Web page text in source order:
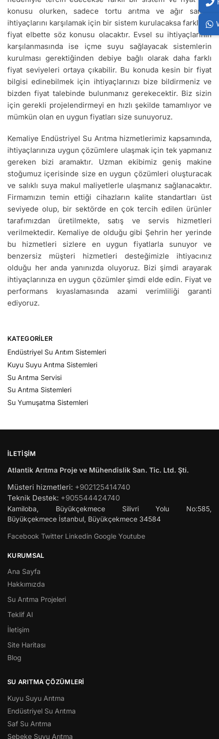
konusu olurken, sadece tortu arıtma ve ağır sanayi
ihtiyaçlarını karşılamak için bir sistem kurulacaksa farklı bir
fiyat elbette söz konusu olacaktır. Evsel su ihtiyaçlarının
karşılanmasında ise içme suyu sağlayacak sistemlerin
kurulması gerektiğinden debiye bağlı olarak daha farklı
fiyat seviyeleri ortaya çıkabilir. Bu konuda kesin bir fiyat
bilgisi edinebilmek için ihtiyaçlarınızı bize bildirmeniz ve
bizden fiyat talebinde bulunmanız gerekecektir. Biz sizin
için gerekli projelendirmeyi en hızlı şekilde tamamlıyor ve
mümkün olan en uygun fiyatları size sunuyoruz.
Kemaliye Endüstriyel Su Arıtma hizmetlerimiz kapsamında,
ihtiyaçlarınıza uygun çözümlere ulaşmak için tek yapmanız
gereken bizi aramaktır. Uzman ekibimiz geniş makine
stoğumuz içerisinde size en uygun çözümleri oluşturacak
ve salıklı suya makul maliyetlerle ulaşmanız sağlanacaktır.
Firmamızın temin ettiği cihazların kalite standartları üst
seviyede olup, bir sektörde en çok tercih edilen ürünler
tarafımızdan üretilmekte, satış ve servis hizmetleri
verilmektedir. Kemaliye de olduğu gibi Şehrin her yerinde
bu hizmetleri sizlere en uygun fiyatlarla sunuyor ve
benzersiz müşteri hizmetleri desteğimizle ihtiyacınız
olduğu her anda yanınızda oluyoruz. Bizi şimdi arayarak
ihtiyaçlarınıza en uygun çözümler şimdi elde edin. Fiyat ve
performans kıyaslamasında azami verimliliği garanti
ediyoruz.
KATEGORILER
Endüstriyel Su Arıtım Sistemleri
Kuyu Suyu Arıtma Sistemleri
Su Arıtma Servisi
Su Arıtma Sistemleri
Su Yumuşatma Sistemleri
İLETIŞIM
Atlantik Arıtma Proje ve Mühendislik San. Tic. Ltd. Şti.
Müsteri hizmetleri: +902125414740
Teknik Destek: +905544424740
Kamiloba, Büyükçekmece Silivri Yolu No:585,
Büyükçekmece İstanbul, Büyükçekmece 34584
Facebook Twitter Linkedin Google Youtube
KURUMSAL
Ana Sayfa
Hakkımızda
Su Arıtma Projeleri
Teklif Al
İletişim
Site Haritası
Blog
SU ARITMA ÇÖZÜMLERI
Kuyu Suyu Arıtma
Endüstriyel Su Arıtma
Saf Su Arıtma
Şebeke Suyu Arıtma